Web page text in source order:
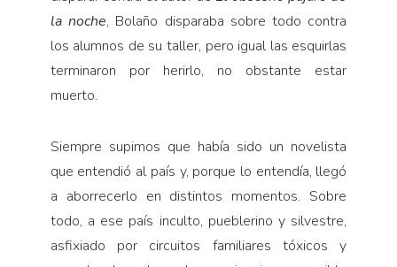
la noche, Bolaño disparaba sobre todo contra
los alumnos de su taller, pero igual las esquirlas
terminaron por herirlo, no obstante estar
muerto.
Siempre supimos que había sido un novelista
que entendió al país y, porque lo entendía, llegó
a aborrecerlo en distintos momentos. Sobre
todo, a ese país inculto, pueblerino y silvestre,
asfixiado por circuitos familiares tóxicos y